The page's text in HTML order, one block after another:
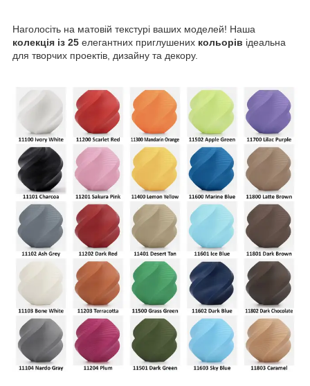
Наголосіть на матовій текстурі ваших моделей! Наша
колекція із 25 елегантних приглушених кольорів ідеальна
для творчих проектів, дизайну та декору.